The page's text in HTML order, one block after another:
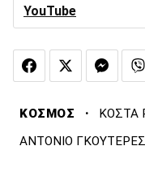
YouTube
ΚΟΣΜΟΣ · ΚΟΣΤΑ
ΑΝΤΟΝΙΟ ΓΚΟΥΤΕΡΕΣ